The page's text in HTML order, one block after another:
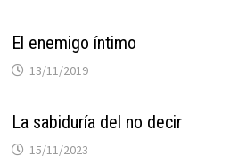
El enemigo íntimo
13/11/2019
La sabiduría del no decir
15/11/2023